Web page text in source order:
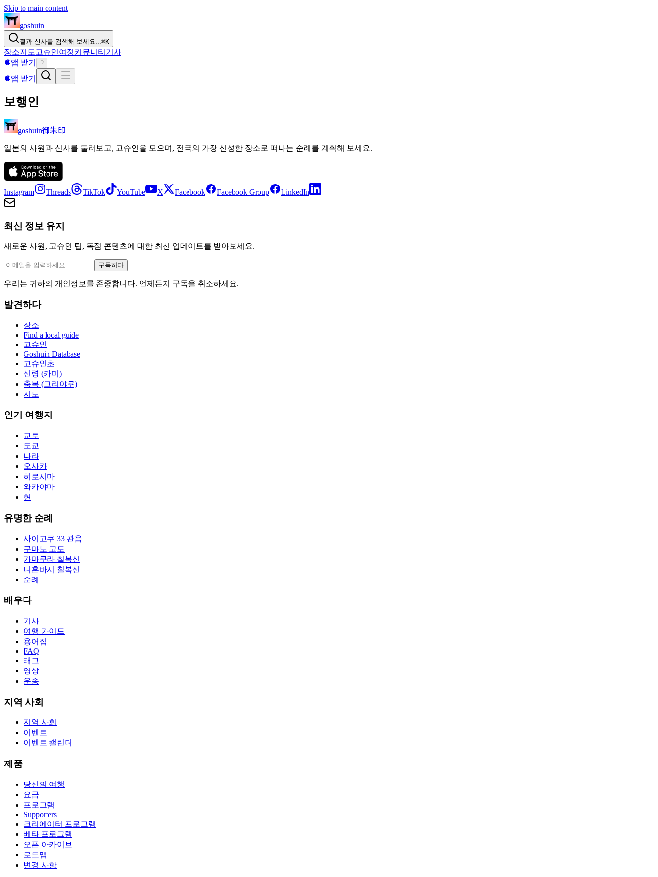
Skip to main content
goshuin
절과 신사를 검색해 보세요...⌘K
장소지도 고슈인여정커뮤니티 기사
앱 받기
?
앱 받기
보행인
goshuin御朱印
일본의 사원과 신사를 둘러보고, 고슈인을 모으며, 전국의 가장 신성한 장소로 떠나는 순례를 계획해 보세요.
Instagram Threads TikTok YouTube X Facebook Facebook Group LinkedIn
최신 정보 유지
새로운 사원, 고슈인 팁, 독점 콘텐츠에 대한 최신 업데이트를 받아보세요.
구독하다
우리는 귀하의 개인정보를 존중합니다. 언제든지 구독을 취소하세요.
발견하다
장소
Find a local guide
고슈인
Goshuin Database
고슈인초
신령 (카미)
축복 (고리야쿠)
지도
인기 여행지
교토
도쿄
나라
오사카
히로시마
와카야마
현
유명한 순례
사이고쿠 33 관음
구마노 고도
가마쿠라 칠복신
니혼바시 칠복신
순례
배우다
기사
여행 가이드
용어집
FAQ
태그
영상
운송
지역 사회
지역 사회
이벤트
이벤트 캘린더
제품
당신의 여행
요금
프로그램
Supporters
크리에이터 프로그램
베타 프로그램
오픈 아카이브
로드맵
변경 사항